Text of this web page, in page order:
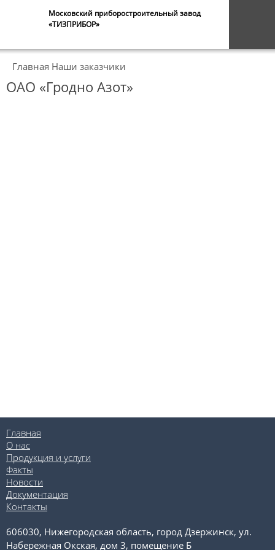
Московский приборостроительный завод
«ТИЗПРИБОР»
Главная Наши заказчики
ОАО «Гродно Азот»
Главная
О нас
Продукция и услуги
Факты
Новости
Документация
Контакты
606030, Нижегородская область, город Дзержинск, ул.
Набережная Окская, дом 3, помещение Б